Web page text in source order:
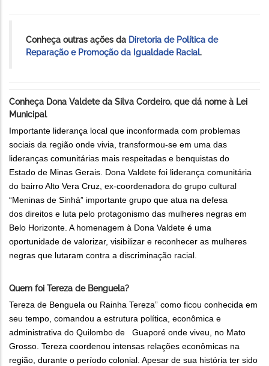
Conheça outras ações da Diretoria de Política de
Reparação e Promoção da Igualdade Racial.
Conheça Dona Valdete da Silva Cordeiro, que dá nome à Lei
Municipal
Importante liderança local que inconformada com problemas
sociais da região onde vivia, transformou-se em uma das
lideranças comunitárias mais respeitadas e benquistas do
Estado de Minas Gerais. Dona Valdete foi liderança comunitária
do bairro Alto Vera Cruz, ex-coordenadora do grupo cultural
“Meninas de Sinhá” importante grupo que atua na defesa
dos direitos e luta pelo protagonismo das mulheres negras em
Belo Horizonte. A homenagem à Dona Valdete é uma
oportunidade de valorizar, visibilizar e reconhecer as mulheres
negras que lutaram contra a discriminação racial.
Quem foi Tereza de Benguela?
Tereza de Benguela ou Rainha Tereza” como ficou conhecida em
seu tempo, comandou a estrutura política, econômica e
administrativa do Quilombo de Guaporé onde viveu, no Mato
Grosso. Tereza coordenou intensas relações econômicas na
região, durante o período colonial. Apesar de sua história ter sido